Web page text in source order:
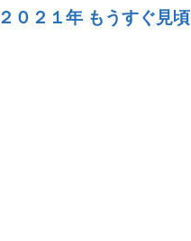
０２１年 もうすぐ見頃